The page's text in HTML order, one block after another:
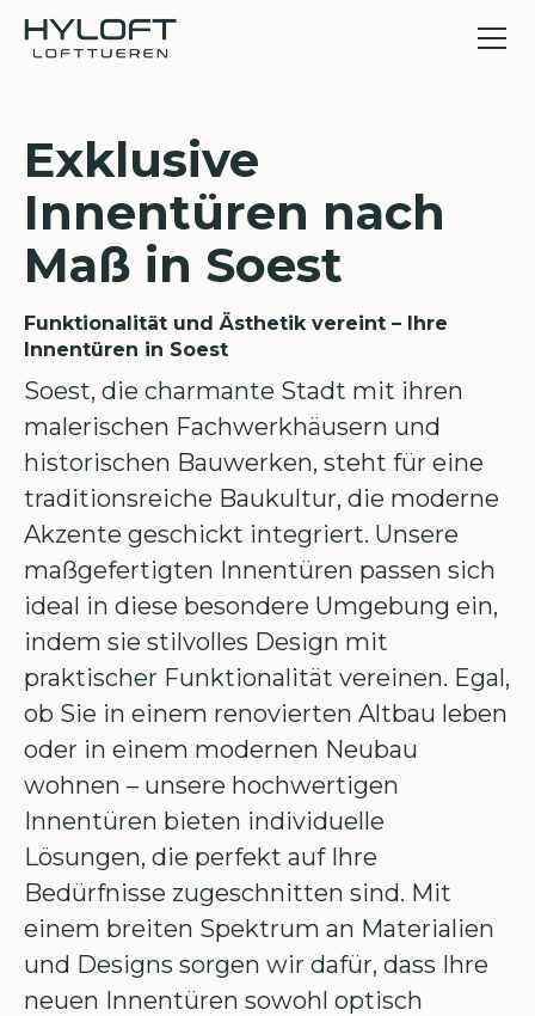
Exklusive
Innentüren nach
Maß in Soest
Funktionalität und Ästhetik vereint – Ihre
Innentüren in Soest
Soest, die charmante Stadt mit ihren
malerischen Fachwerkhäusern und
historischen Bauwerken, steht für eine
traditionsreiche Baukultur, die moderne
Akzente geschickt integriert. Unsere
maßgefertigten Innentüren passen sich
ideal in diese besondere Umgebung ein,
indem sie stilvolles Design mit
praktischer Funktionalität vereinen. Egal,
ob Sie in einem renovierten Altbau leben
oder in einem modernen Neubau
wohnen – unsere hochwertigen
Innentüren bieten individuelle
Lösungen, die perfekt auf Ihre
Bedürfnisse zugeschnitten sind. Mit
einem breiten Spektrum an Materialien
und Designs sorgen wir dafür, dass Ihre
neuen Innentüren sowohl optisch